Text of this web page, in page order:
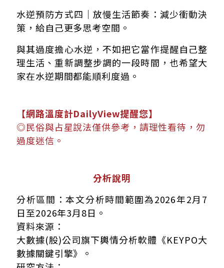
水逆預防方式四｜放慢生活節奏：減少衝動決
策，給自己更多思考空間。
與其過度擔心水逆，不如把它當作提醒自己整
理生活、重新調整步調的一段時間，也希望大
家在水逆期間都能順利度過。
【網路溫度計DailyView提醒您】
◎民俗與占星說法僅供參考，請理性看待，勿
過度迷信。
分析說明
分析區間：本文分析時間範圍為2026年2月7
日至2026年3月8日。
資料來源：
大數據(股)公司旗下輿情分析軟體《KEYPO大
數據關鍵引擎》。